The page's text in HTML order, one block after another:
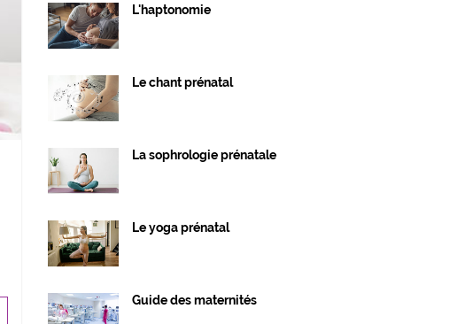
L'haptonomie
Le chant prénatal
La sophrologie prénatale
Le yoga prénatal
Guide des maternités